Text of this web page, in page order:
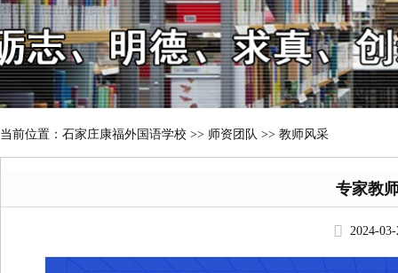
当前位置： 石家庄康福外国语学校 >> 师资团队 >> 教师风采
专家教
2024-